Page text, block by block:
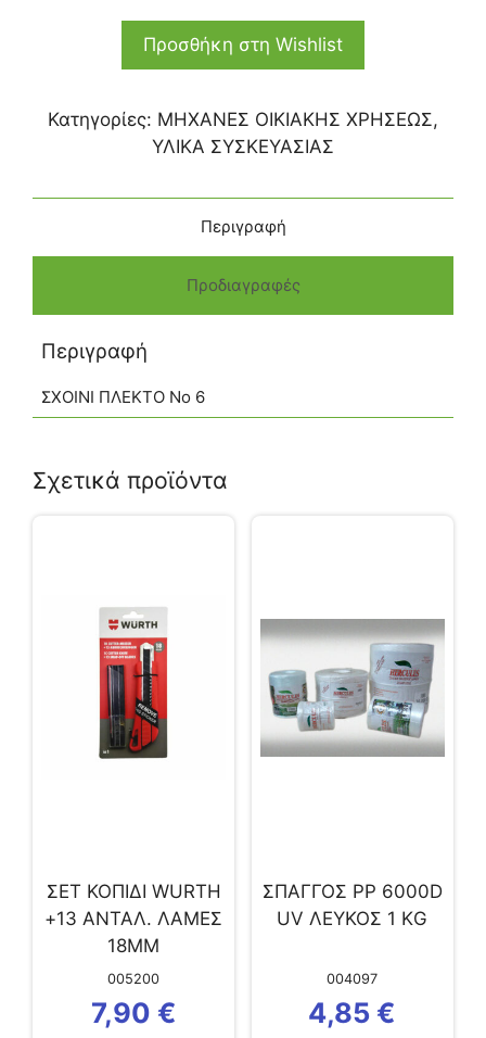
Προσθήκη στη Wishlist
Κατηγορίες: ΜΗΧΑΝΕΣ ΟΙΚΙΑΚΗΣ ΧΡΗΣΕΩΣ,
ΥΛΙΚΑ ΣΥΣΚΕΥΑΣΙΑΣ
Περιγραφή
Προδιαγραφές
Περιγραφή
ΣΧΟΙΝΙ ΠΛΕΚΤΟ Νο 6
Σχετικά προϊόντα
ΣΕΤ ΚΟΠΙΔΙ WURTH
+13 ΑΝΤΑΛ. ΛΑΜΕΣ
18ΜΜ
005200
7,90 €
ΣΠΑΓΓΟΣ PP 6000D
UV ΛΕΥΚΟΣ 1 ΚG
004097
4,85 €